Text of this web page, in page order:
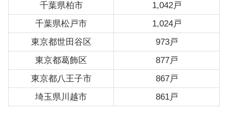
千葉県柏市
1,042戸
千葉県松戸市
1,024戸
東京都世田谷区
973戸
東京都葛飾区
877戸
東京都八王子市
867戸
埼玉県川越市
861戸